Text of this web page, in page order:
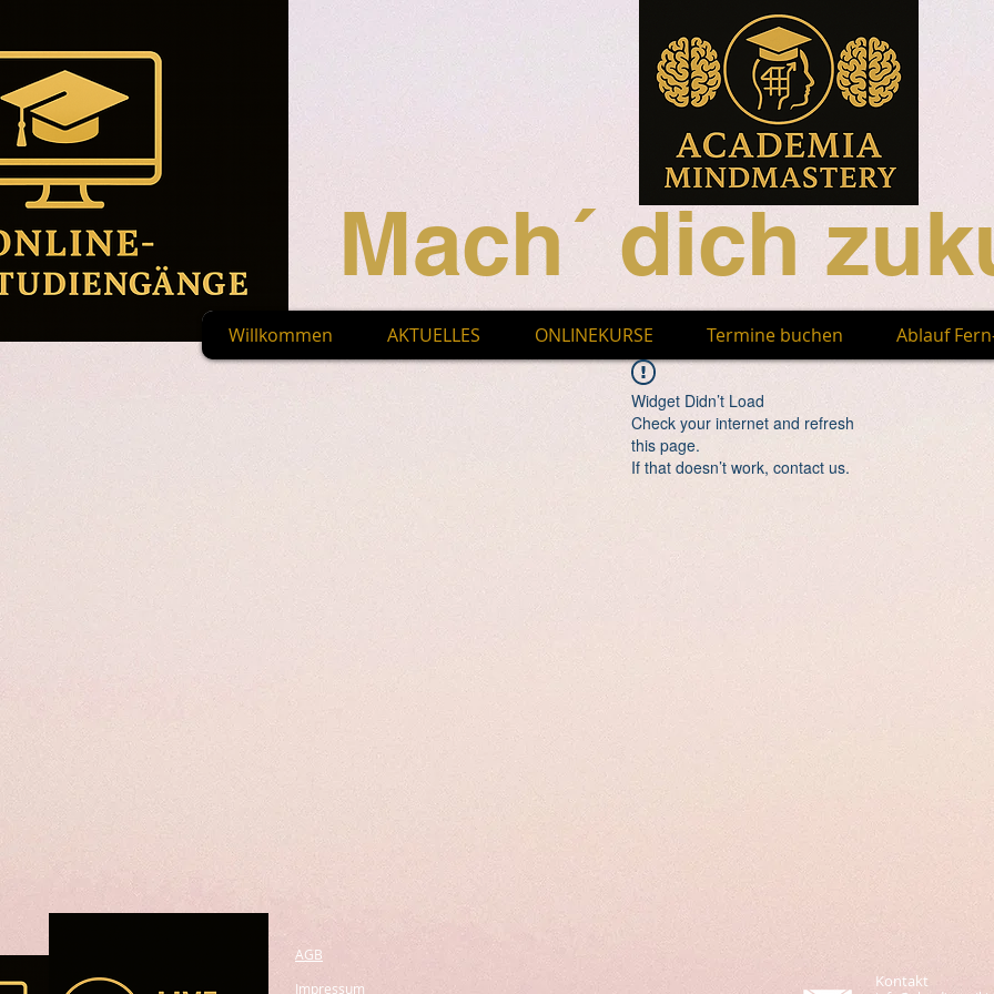
Mach´ dich
Willkommen AKTUELLES ONLINEKURSE Termine buchen Ablauf
Widget Didn’t Load
Check your internet and refresh
this page.
If that doesn’t work, contact us.
AGB
Impressum
Kontakt